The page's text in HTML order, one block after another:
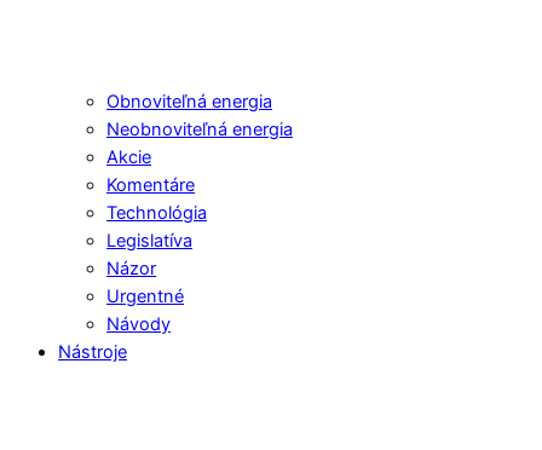
Obnoviteľná energia
Neobnoviteľná energia
Akcie
Komentáre
Technológia
Legislatíva
Názor
Urgentné
Návody
Nástroje